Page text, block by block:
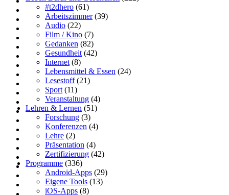
#t2dhero (61)
Arbeitszimmer(39)
Audio (22)
Film / Kino (7)
Gedanken (82)
Gesundheit (42)
Internet (8)
Lebensmittel & Essen (24)
Lesestoff(21)
Sport (11)
Veranstaltung (4)
Lehren & Lernen (51)
Forschung (3)
Konferenzen (4)
Lehre (2)
Präsentation (4)
Zertifizierung (42)
Programme (336)
Android-Apps (29)
Eigene Tools (13)
iOS-Apps (8)